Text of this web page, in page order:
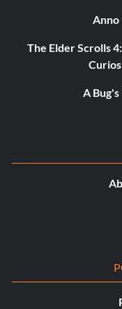
I�m a Rocketman,
Objetivo: I�m a
Flotar como una
inmediatamente
Anno
The Elder Scrolls
A